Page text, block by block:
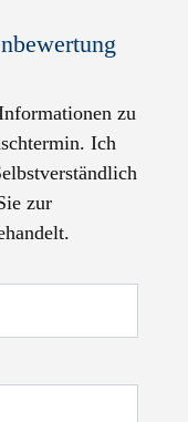
zu
Ich
zur